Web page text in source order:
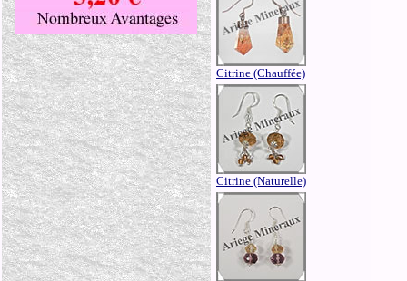
Citrine (Chauffée)
Citrine (Naturelle)